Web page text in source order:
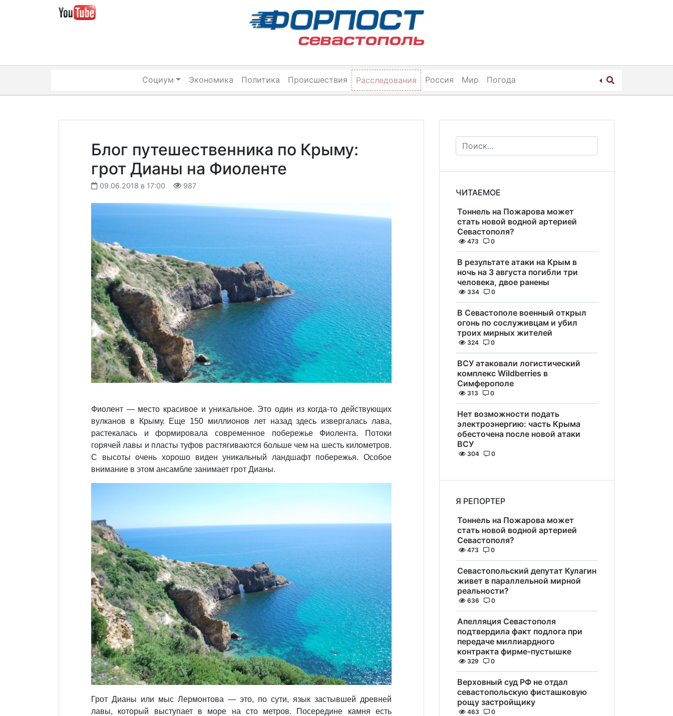
Социум Экономика Политика Происшествия Расследования Россия Мир Погода
Блог путешественника по Крыму:
грот Дианы на Фиоленте
09.06.2018 в 17:00 987
Фиолент — место красивое и уникальное. Это один из когда-то действующих
вулканов в Крыму. Еще 150 миллионов лет назад здесь извергалась лава,
растекалась и формировала современное побережье Фиолента. Потоки
горячей лавы и пласты туфов растягиваются больше чем на шесть километров.
С высоты очень хорошо виден уникальный ландшафт побережья. Особое
внимание в этом ансамбле занимает грот Дианы.
Грот Дианы или мыс Лермонтова — это, по сути, язык застывшей древней
лавы, который выступает в море на сто метров. Посередине камня есть
ЧИТАЕМОЕ
Тоннель на Пожарова может
стать новой водной артерией
Севастополя?
473 0
В результате атаки на Крым в
ночь на 3 августа погибли три
человека, двое ранены
334 0
В Севастополе военный открыл
огонь по сослуживцам и убил
троих мирных жителей
324 0
ВСУ атаковали логистический
комплекс Wildberries в
Симферополе
313 0
Нет возможности подать
электроэнергию: часть Крыма
обесточена после новой атаки
ВСУ
304 0
Я РЕПОРТЕР
Тоннель на Пожарова может
стать новой водной артерией
Севастополя?
473 0
Севастопольский депутат Кулагин
живет в параллельной мирной
реальности?
636 0
Апелляция Севастополя
подтвердила факт подлога при
передаче миллиардного
контракта фирме-пустышке
329 0
Верховный суд РФ не отдал
севастопольскую фисташковую
рощу застройщику
463 0